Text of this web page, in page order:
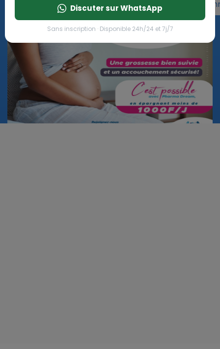
Rejoignez le programme Olga Esther pour les
Discuter sur WhatsApp
Sans inscription · Disponible 24h/24 et 7j/7